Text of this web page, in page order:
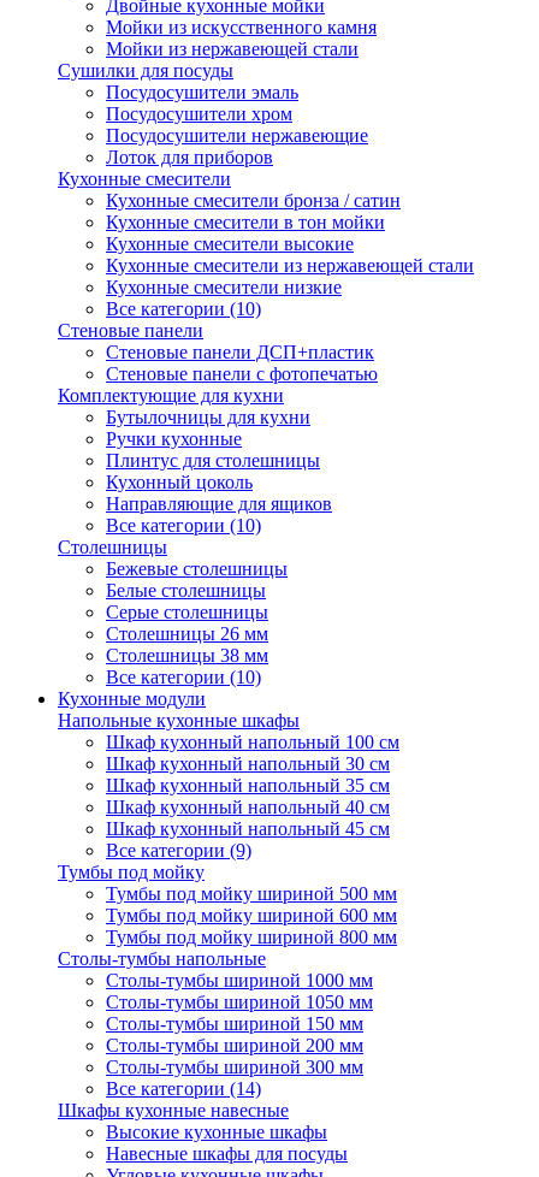
Двойные кухонные мойки
Мойки из искусственного камня
Мойки из нержавеющей стали
Сушилки для посуды
Посудосушители эмаль
Посудосушители хром
Посудосушители нержавеющие
Лоток для приборов
Кухонные смесители
Кухонные смесители бронза / сатин
Кухонные смесители в тон мойки
Кухонные смесители высокие
Кухонные смесители из нержавеющей стали
Кухонные смесители низкие
Все категории (10)
Стеновые панели
Стеновые панели ДСП+пластик
Стеновые панели с фотопечатью
Комплектующие для кухни
Бутылочницы для кухни
Ручки кухонные
Плинтус для столешницы
Кухонный цоколь
Направляющие для ящиков
Все категории (10)
Столешницы
Бежевые столешницы
Белые столешницы
Серые столешницы
Столешницы 26 мм
Столешницы 38 мм
Все категории (10)
Кухонные модули
Напольные кухонные шкафы
Шкаф кухонный напольный 100 см
Шкаф кухонный напольный 30 см
Шкаф кухонный напольный 35 см
Шкаф кухонный напольный 40 см
Шкаф кухонный напольный 45 см
Все категории (9)
Тумбы под мойку
Тумбы под мойку шириной 500 мм
Тумбы под мойку шириной 600 мм
Тумбы под мойку шириной 800 мм
Столы-тумбы напольные
Столы-тумбы шириной 1000 мм
Столы-тумбы шириной 1050 мм
Столы-тумбы шириной 150 мм
Столы-тумбы шириной 200 мм
Столы-тумбы шириной 300 мм
Все категории (14)
Шкафы кухонные навесные
Высокие кухонные шкафы
Навесные шкафы для посуды